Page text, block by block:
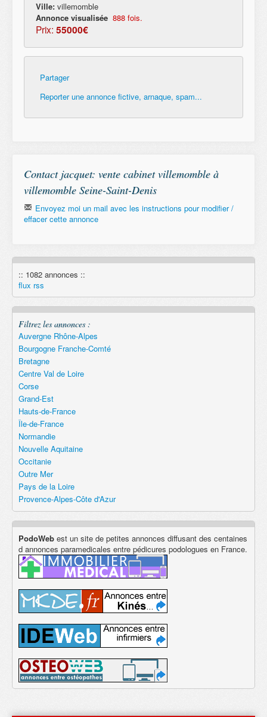
Ville: villemomble
Annonce visualisée 888 fois.
Prix: 55000€
Partager
Reporter une annonce fictive, arnaque, spam...
Contact jacquet: vente cabinet villemomble à
villemomble Seine-Saint-Denis
Envoyez moi un mail avec les instructions pour modifier /
effacer cette annonce
Remember
:: 1082 annonces ::
flux rss
Filtrez les annonces :
Auvergne Rhône-Alpes
Bourgogne Franche-Comté
Bretagne
Centre Val de Loire
Corse
Grand-Est
Hauts-de-France
Île-de-France
Normandie
Nouvelle Aquitaine
Occitanie
Outre Mer
Pays de la Loire
Provence-Alpes-Côte d'Azur
PodoWeb est un site de petites annonces diffusant des centaines
d annonces paramedicales entre pédicures podologues en France.